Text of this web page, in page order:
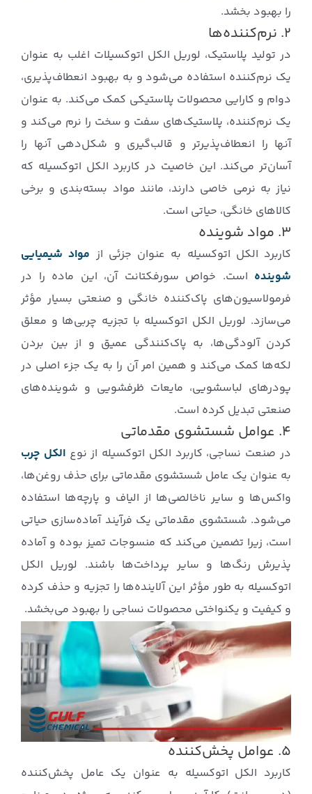
را بهبود بخشد.
۲. نرم‌کننده‌ها
در تولید پلاستیک، لوریل الکل اتوکسیلات اغلب به عنوان
یک نرم‌کننده استفاده می‌شود و به بهبود انعطاف‌پذیری،
دوام و کارایی محصولات پلاستیکی کمک می‌کند. به عنوان
یک نرم‌کننده، پلاستیک‌های سفت و سخت را نرم می‌کند و
آنها را انعطاف‌پذیرتر و قالب‌گیری و شکل‌دهی آنها را
آسان‌تر می‌کند. این خاصیت در کاربرد الکل اتوکسیله که
نیاز به نرمی خاصی دارند، مانند مواد بسته‌بندی و برخی
کالاهای خانگی، حیاتی است.
۳. مواد شوینده
کاربرد الکل اتوکسیله به عنوان جزئی از مواد شیمیایی
شوینده است. خواص سورفکتانت آن، این ماده را در
فرمولاسیون‌های پاک‌کننده خانگی و صنعتی بسیار مؤثر
می‌سازد. لوریل الکل اتوکسیله با تجزیه چربی‌ها و معلق
کردن آلودگی‌ها، به پاک‌کنندگی عمیق و از بین بردن
لکه‌ها کمک می‌کند و همین امر آن را به یک جزء اصلی در
پودرهای لباسشویی، مایعات ظرفشویی و شوینده‌های
صنعتی تبدیل کرده است.
۴. عوامل شستشوی مقدماتی
در صنعت نساجی، کاربرد الکل اتوکسیله از نوع الکل چرب
به عنوان یک عامل شستشوی مقدماتی برای حذف روغن‌ها،
واکس‌ها و سایر ناخالصی‌ها از الیاف و پارچه‌ها استفاده
می‌شود. شستشوی مقدماتی یک فرآیند آماده‌سازی حیاتی
است، زیرا تضمین می‌کند که منسوجات تمیز بوده و آماده
پذیرش رنگ‌ها و سایر پرداخت‌ها باشند. لوریل الکل
اتوکسیله به طور مؤثر این آلاینده‌ها را تجزیه و حذف کرده
و کیفیت و یکنواختی محصولات نساجی را بهبود می‌بخشد.
۵. عوامل پخش‌کننده
کاربرد الکل اتوکسیله به عنوان یک عامل پخش‌کننده